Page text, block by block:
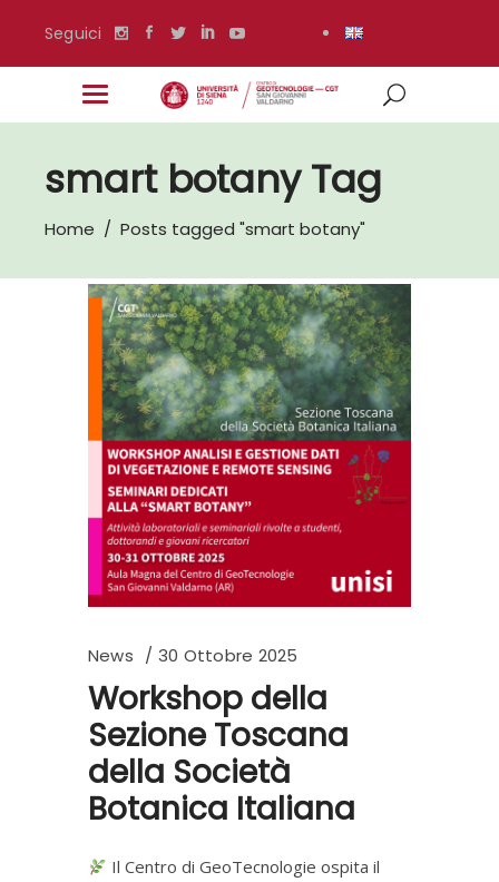
Seguici
smart botany Tag
Home / Posts tagged "smart botany"
News 30 Ottobre 2025
Workshop della
Sezione Toscana
della Società
Botanica Italiana
Il Centro di GeoTecnologie ospita il